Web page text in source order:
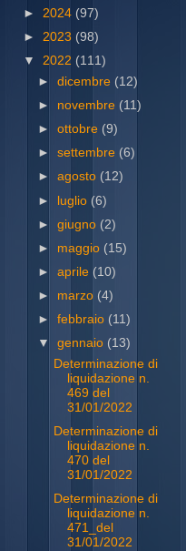
► 2024 (97)
► 2023 (98)
▼ 2022 (111)
►dicembre (12)
► novembre (11)
►ottobre (9)
►settembre (6)
►agosto (12)
► luglio (6)
►giugno (2)
► maggio (15)
►aprile (10)
► marzo (4)
►febbraio (11)
▼gennaio (13)
Determinazione di
liquidazione n.
469 del
31/01/2022
Determinazione di
liquidazione n.
470 del
31/01/2022
Determinazione di
liquidazione n.
471_del
31/01/2022